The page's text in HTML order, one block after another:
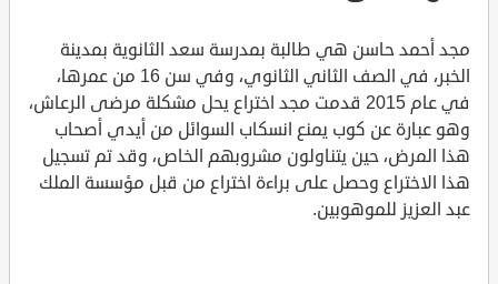
مجد أحمد حاسن هي طالبة بمدرسة سعد الثانوية بمدينة
الخبر، في الصف الثاني الثانوي، وفي سن 16 من عمرها،
في عام 2015 قدمت مجد اختراع يحل مشكلة مرضى الرعاش،
وهو عبارة عن كوب يمنع انسكاب السوائل من أيدي أصحاب
هذا المرض، حين يتناولون مشروبهم الخاص، وقد تم تسجيل
هذا الاختراع وحصل على براءة اختراع من قبل مؤسسة الملك
عبد العزيز للموهوبين.